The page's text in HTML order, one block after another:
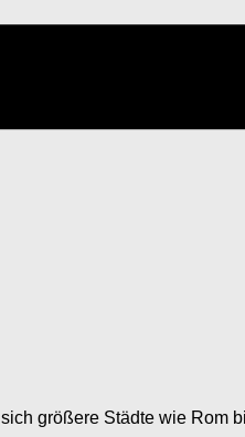
größere Städte wie Rom